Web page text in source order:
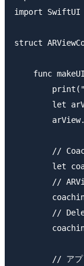
import SwiftUI
struct
func
let
//
let
//
//
// アプ